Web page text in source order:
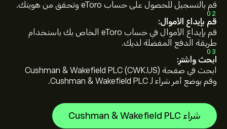
قم بالتسجيل للحصول على حساب eToro وتحقق من هويتك.
02
قم بإيداع الأموال:
قم بإيداع الأموال في حساب eToro الخاص بك باستخدام
طريقة الدفع المفضلة لديك.
03
ابحث واشترِ:
ابحث في صفحة Cushman & Wakefield PLC (CWK.US)
وقم بوضع أمر شراء لـ Cushman & Wakefield PLC.
شراء Cushman & Wakefield PLC